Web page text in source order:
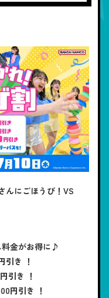
んにごほうび！VS
料金がお得に♪
引き ！
引き ！
円引き ！